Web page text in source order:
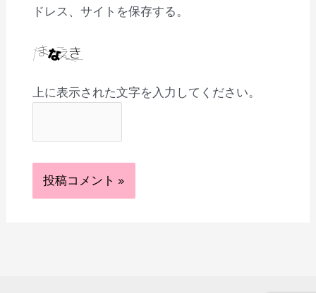
ドレス、サイトを保存する。
上に表示された文字を入力してください。